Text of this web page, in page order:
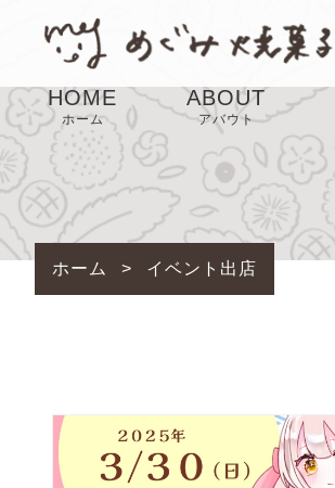
HOME
ホーム
ABOUT
アバウト
ホーム > イベント出店